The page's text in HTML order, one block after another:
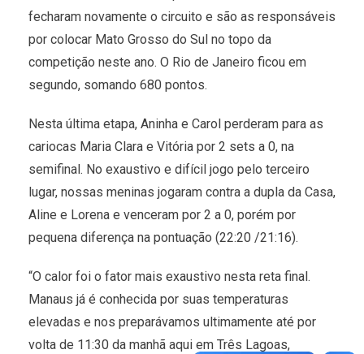
fecharam novamente o circuito e são as responsáveis
por colocar Mato Grosso do Sul no topo da
competição neste ano. O Rio de Janeiro ficou em
segundo, somando 680 pontos.
Nesta última etapa, Aninha e Carol perderam para as
cariocas Maria Clara e Vitória por 2 sets a 0, na
semifinal. No exaustivo e difícil jogo pelo terceiro
lugar, nossas meninas jogaram contra a dupla da Casa,
Aline e Lorena e venceram por 2 a 0, porém por
pequena diferença na pontuação (22:20 /21:16).
“O calor foi o fator mais exaustivo nesta reta final.
Manaus já é conhecida por suas temperaturas
elevadas e nos preparávamos ultimamente até por
volta de 11:30 da manhã aqui em Três Lagoas,